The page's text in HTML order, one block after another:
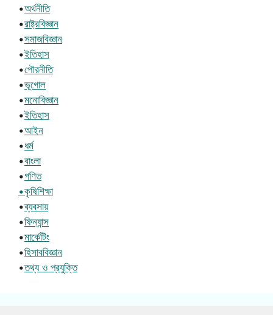
•অর্থনীতি
•রাষ্ট্রবিজ্ঞান
•সমাজবিজ্ঞান
•ইতিহাস
•পৌরনীতি
•ভূগোল
•মনোবিজ্ঞান
•ইতিহাস
•আইন
•ধর্ম
•বাংলা
•গণিত
•কৃষিশিক্ষা
•ব্যবসায়
•ফিন্যান্স
•মার্কেটিং
•হিসাববিজ্ঞান
•তথ্য ও প্রযুক্তি